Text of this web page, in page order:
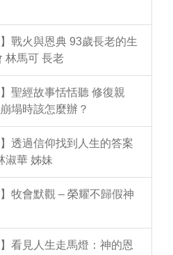
戰火與恩典 93歲長老的生
林馬可 長老
聖經故事恬恬聽 修復親
塌時該怎麼辦？
透過信仰找到人生的答案
淑華 姊妹
牧會默觀 – 榮耀不歸假神
看見人生走馬燈：神的恩